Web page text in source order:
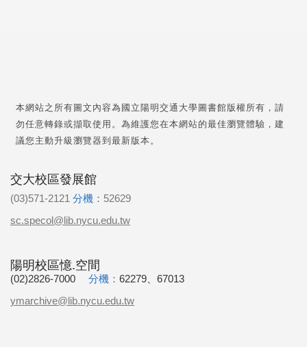
本網站之所有圖文內容為國立陽明交通大學圖書館版權所有，請
勿任意轉錄或擷取使用。為維護您在本網站的最佳瀏覽體驗，建
議您主動升級瀏覽器到最新版本。
交大校區發展館
(03)571-2121 分機： 52629
sc.specol@lib.nycu.edu.tw
陽明校區憶.空間
(02)2826-7000 分機： 62279、67013
ymarchive@lib.nycu.edu.tw